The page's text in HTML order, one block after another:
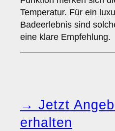
Temperatur. Für ein
Badeerlebnis sind
eine klare Empfehlung.
→ Jetzt
erhalten